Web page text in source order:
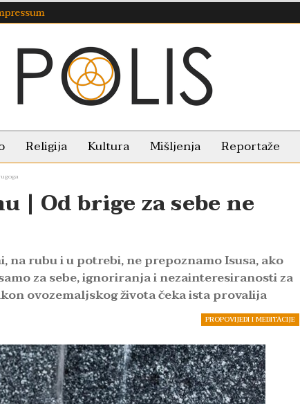
Religija Kultura Mišljenja Reportaže
| Od brige za sebe ne
rubu i u potrebi, ne prepoznamo Isusa, ako
za sebe, ignoriranja i nezainteresiranosti za
ovozemaljskog života čeka ista provalija
PROPOVIJEDI I MEDITACIJE